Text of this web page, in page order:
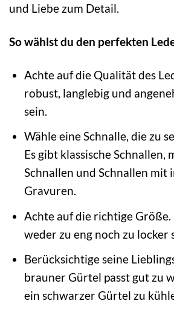
und Liebe zum Detail.
So wählst du den perfekten
Achte auf die Qualität des
robust, langlebig und
sein.
Wähle eine Schnalle, die zu
Es gibt klassische Schnallen,
Schnallen und Schnallen mit
Gravuren.
Achte auf die richtige
weder zu eng noch zu locker
Berücksichtige seine
brauner Gürtel passt gut zu
ein schwarzer Gürtel zu